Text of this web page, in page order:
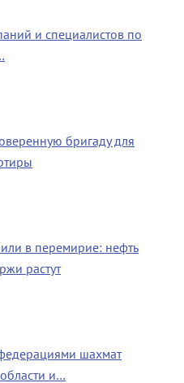
и специалистов по
бригаду для
в перемирие: нефть
растут
шахмат
и…